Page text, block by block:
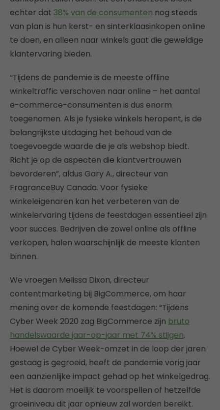
echter dat 38% van de consumenten nog steeds
van plan is hun kerst- en sinterklaasinkopen online
te doen, en alleen naar winkels gaat die geweldige
klantervaring bieden.
“Tijdens de pandemie is de meeste offline
winkeltraffic verschoven naar online – het aantal
e-commerce-consumenten is dus enorm
toegenomen. Als je fysieke winkels heropent, is de
belangrijkste uitdaging het behoud van de
toegevoegde waarde die je als webshop biedt.
Richt je op de aspecten die klantvertrouwen
bevorderen”, aldus Gary A., directeur van
FragranceBuy Canada. Voor fysieke
winkeleigenaren kan het verbeteren van de
winkelervaring tijdens de feestdagen essentieel zijn
voor succes. Bedrijven die zowel online als offline
verkopen, halen waarschijnlijk de meeste klanten
binnen.
We vroegen Melissa Dixon, directeur
contentmarketing bij BigCommerce, om haar
mening over de komende feestdagen: “Tijdens
Cyber Week 2020 zag BigCommerce zijn bruto
handelswaarde jaar-op-jaar met 74% stijgen.
Hoewel de Cyber Week-omzet in de loop der jaren
gestaag is gegroeid, heeft de pandemie vorig jaar
een aanzienlijke impact gehad op het winkelgedrag.
Het is daarom moeilijk te voorspellen of hetzelfde
groeiniveau dit jaar opnieuw zal worden bereikt.